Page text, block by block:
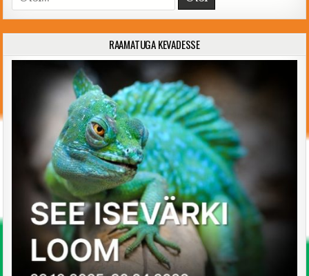
RAAMATUGA KEVADESSE